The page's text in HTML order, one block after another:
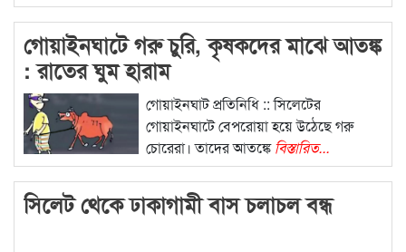
গোয়াইনঘাটে গরু চুরি, কৃষকদের মাঝে আতঙ্ক
: রাতের ঘুম হারাম
গোয়াইনঘাট প্রতিনিধি :: সিলেটের
গোয়াইনঘাটে বেপরোয়া হয়ে উঠেছে গরু
চোরেরা। তাদের আতঙ্কেবিস্তারিত...
সিলেট থেকে ঢাকাগামী বাস চলাচল বন্ধ